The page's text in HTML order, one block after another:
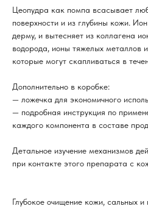
Цеопудра как помпа всасывает
поверхности и из глубины кожи.
дерму, и вытесняет из коллагена
водорода, ионы тяжелых металлов
которые могут скапливаться в
Дополнительно в коробке:
— ложечка для экономичного
— подробная инструкция по
каждого компонента в составе
Детальное изучение механизмов
при контакте этого препарата с
Глубокое очищение кожи, сальных